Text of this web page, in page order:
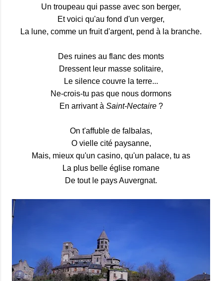
Un troupeau qui passe avec son berger,
Et voici qu'au fond d'un verger,
La lune, comme un fruit d'argent, pend à la branche.
Des ruines au flanc des monts
Dressent leur masse solitaire,
Le silence couvre la terre...
Ne-crois-tu pas que nous dormons
En arrivant à Saint-Nectaire ?
On t'affuble de falbalas,
O vielle cité paysanne,
Mais, mieux qu'un casino, qu'un palace, tu as
La plus belle église romane
De tout le pays Auvergnat.